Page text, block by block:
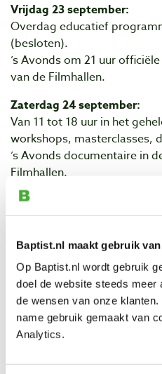
Baptist.nl maakt gebruik
Op Baptist.nl wordt gebruik
doel de website steeds meer
de wensen van onze
name gebruik gemaakt van
Analytics.
Vrijdag 23 september:
Overdag educatief
(besloten).
’s Avonds om 21 uur
van de Filmhallen.
Zaterdag 24 september:
Van 11 tot 18 uur in het
workshops, masterclasses,
’s Avonds documentaire in
Filmhallen.
Zondag 25 september:
Van 11 tot 18 uur in het
’s Avonds documentaire in
Filmhallen.
Kaartverkoop
Toegang tot het festival is
De online kaartverkoop voor